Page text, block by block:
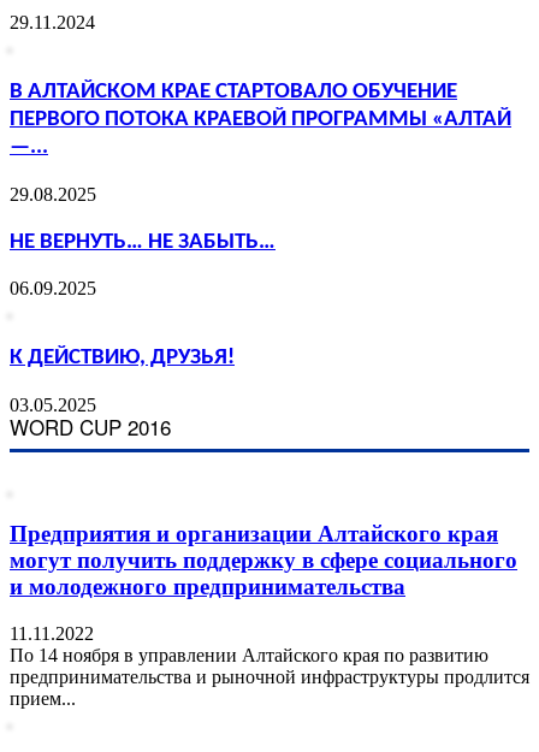
29.11.2024
В АЛТАЙСКОМ КРАЕ СТАРТОВАЛО ОБУЧЕНИЕ
ПЕРВОГО ПОТОКА КРАЕВОЙ ПРОГРАММЫ «АЛТАЙ
—...
29.08.2025
НЕ ВЕРНУТЬ… НЕ ЗАБЫТЬ…
06.09.2025
К ДЕЙСТВИЮ, ДРУЗЬЯ!
03.05.2025
WORD CUP 2016
Предприятия и организации Алтайского края
могут получить поддержку в сфере социального
и молодежного предпринимательства
11.11.2022
По 14 ноября в управлении Алтайского края по развитию
предпринимательства и рыночной инфраструктуры продлится
прием...